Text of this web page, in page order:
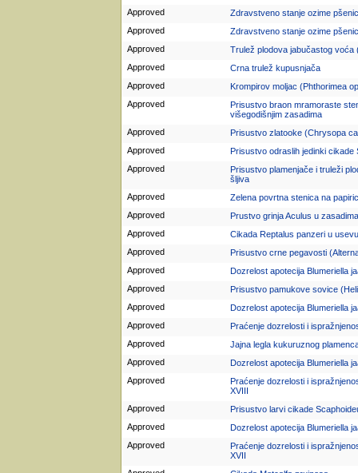
Approved
Zdravstveno stanje ozime
Approved
Zdravstveno stanje ozime
Approved
Trulež plodova jabučastog voća
Approved
Crna trulež kupusnjača
Approved
Krompirov moljac (Phthorimea
Approved
Prisustvo braon mramoraste
višegodišnjim zasadima
Approved
Prisustvo zlatooke (Chrysopa
Approved
Prisustvo odraslih jedinki cikade
Approved
Prisustvo plamenjače i truleži
šljiva
Approved
Zelena povrtna stenica na
Approved
Prustvo grinja Aculus u
Approved
Cikada Reptalus panzeri u
Approved
Prisustvo crne pegavosti
Approved
Dozrelost apotecija Blumeriella
Approved
Prisustvo pamukove sovice
Approved
Dozrelost apotecija Blumeriella
Approved
Praćenje dozrelosti i
Approved
Jajna legla kukuruznog
Approved
Dozrelost apotecija Blumeriella
Approved
Praćenje dozrelosti i
XVIII
Approved
Prisustvo larvi cikade
Approved
Dozrelost apotecija Blumeriella
Approved
Praćenje dozrelosti i
XVII